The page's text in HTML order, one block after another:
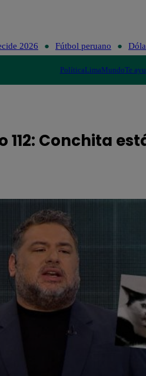
2026 Fútbol peruano
PolíticaLimaMundoTe
Conchita